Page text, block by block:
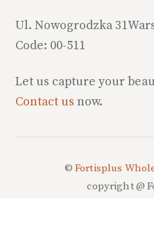
Ul. Nowogrodzka
Code: 00-511
Let us capture your
Contact us now.
©Fortisplus
copyright @